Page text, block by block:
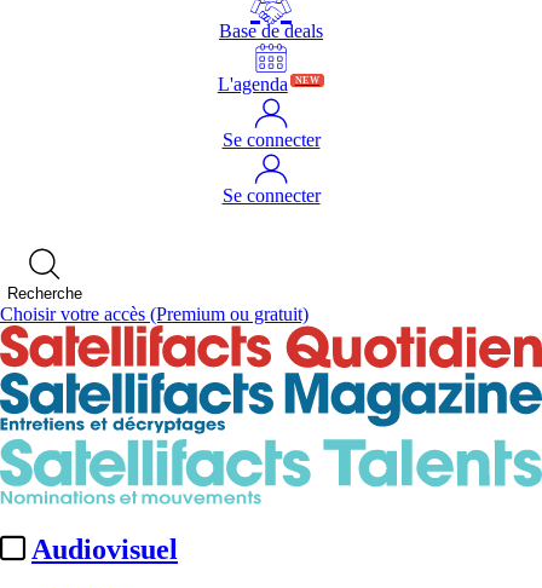
Base de deals
L'agenda NEW
Se connecter
Se connecter
Recherche
Choisir votre accès (Premium ou gratuit)
Audiovisuel